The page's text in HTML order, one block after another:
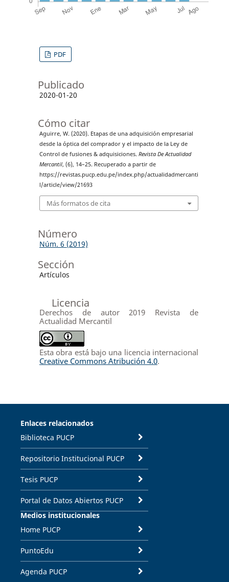
PDF
Publicado
2020-01-20
Cómo citar
Aguirre, W. (2020). Etapas de una adquisición empresarial
desde la óptica del comprador y el impacto de la Ley de
Control de fusiones & adquisiciones. Revista De Actualidad
Mercantil, (6), 14–25. Recuperado a partir de
https://revistas.pucp.edu.pe/index.php/actualidadmercanti
l/article/view/21693
Más formatos de cita
Número
Núm. 6 (2019)
Sección
Artículos
Licencia
Derechos de autor 2019 Revista de
Actualidad Mercantil
Esta obra está bajo una licencia internacional
Creative Commons Atribución 4.0.
Enlaces relacionados
Biblioteca PUCP
Repositorio Institucional PUCP
Tesis PUCP
Portal de Datos Abiertos PUCP
Medios institucionales
Home PUCP
PuntoEdu
Agenda PUCP